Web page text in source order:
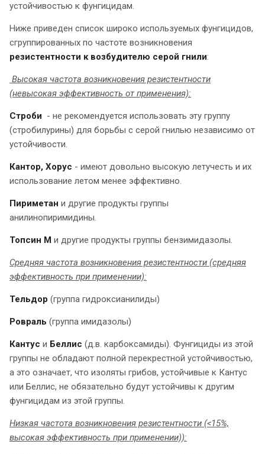
устойчивостью к фунгицидам.
Ниже приведен список широко используемых фунгицидов,
сгруппированных по частоте возникновения
резистентности к возбудителю серой гнили:
Высокая частота возникновения резистентности
(невысокая эффективность от применения):
Строби - не рекомендуется использовать эту группу
(стробилурины) для борьбы с серой гнилью независимо от
устойчивости.
Кантор, Хорус - имеют довольно высокую летучесть и их
использование летом менее эффективно.
Пириметан и другие продукты группы
анилинопиримидины.
Топсин М и другие продукты группы бензимидазолы.
Средняя частота возникновения резистентности (средняя
эффективность при применении):
Тельдор (группа гидроксианилиды)
Ровраль (группа имидазолы)
Кантус и Беллис (д.в. карбоксамиды). Фунгициды из этой
группы не обладают полной перекрестной устойчивостью,
а это означает, что изоляты грибов, устойчивые к Кантус
или Беллис, не обязательно будут устойчивы к другим
фунгицидам из этой группы.
Низкая частота возникновения резистентности (<15%,
высокая эффективность при применении)):